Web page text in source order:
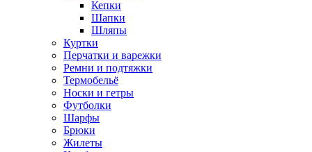
Кепки
Шапки
Шляпы
Куртки
Перчатки и варежки
Ремни и подтяжки
Термобельё
Носки и гетры
Футболки
Шарфы
Брюки
Жилеты